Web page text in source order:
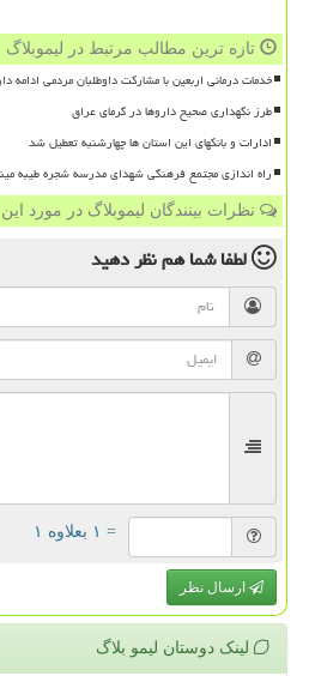
تازه ترین مطالب مرتبط در لیموبلاگ
خدمات درمانی اربعین با مشارکت داوطلبان مردمی ادامه
طرز نگهداری صحیح داروها در گرمای عراق
ادارات و بانکهای این استان ها چهارشنبه تعطیل شد
راه اندازی مجتمع فرهنگی شهدای مدرسه شجره طیبه
نظرات بینندگان لیموبلاگ در مورد
لطفا شما همنظر دهید
= ۱ بعلاوه ۱
ارسال نظر
لینک دوستان لیمو بلاگ